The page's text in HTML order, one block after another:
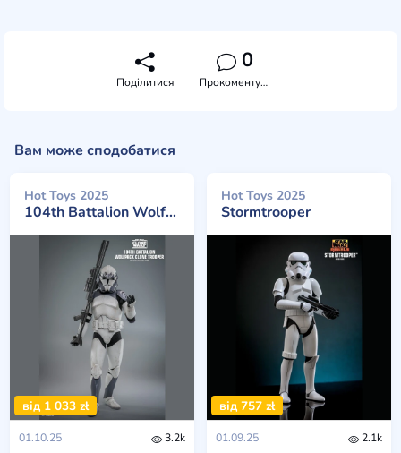
Поділитися
0
Прокоментувати
Вам може сподобатися
Hot Toys 2025
104th Battalion Wolfpack Clone Trooper
від 1 033 zł
01.10.25
3.2k
Hot Toys 2025
Stormtrooper
від 757 zł
01.09.25
2.1k